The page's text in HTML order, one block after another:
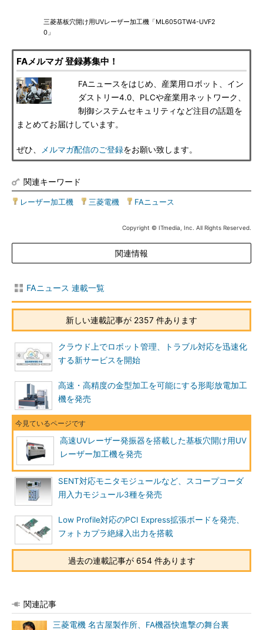
三菱基板穴開け用UVレーザー加工機「ML605GTW4-UVF2
0」
FAメルマガ 登録募集中！
FAニュースをはじめ、産業用ロボット、イン
ダストリー4.0、PLCや産業用ネットワーク、
制御システムセキュリティなど注目の話題を
まとめてお届けしています。
ぜひ、 メルマガ配信のご登録をお願い致します。
関連キーワード
レーザー加工機 三菱電機 FAニュース
Copyright © ITmedia, Inc. All Rights Reserved.
関連情報
FAニュース 連載一覧
新しい連載記事が 2357 件あります
クラウド上でロボット管理、トラブル対応を迅速化
する新サービスを開始
高速・高精度の金型加工を可能にする形彫放電加工
機を発売
高速UVレーザー発振器を搭載した基板穴開け用UV
レーザー加工機を発売
SENT対応モニタモジュールなど、スコープコーダ
用入力モジュール3種を発売
Low Profile対応のPCI Express拡張ボードを発売、
フォトカプラ絶縁入出力を搭載
過去の連載記事が 654 件あります
関連記事
三菱電機 名古屋製作所、FA機器快進撃の舞台裏